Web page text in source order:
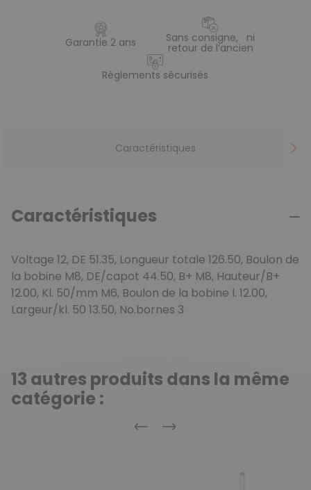
Garantie 2 ans Sans consigne, ni
retour de l’ancien
Règlements sécurisés
Caractéristiques
Caractéristiques
Voltage 12, DE 51.35, Longueur totale 126.50, Boulon de
la bobine M8, DE/capot 44.50, B+ M8, Hauteur/B+
12.00, Kl. 50/mm M6, Boulon de la bobine l. 12.00,
Largeur/kl. 50 13.50, No.bornes 3
13 autres produits dans la même
catégorie :
Précédent
Suivant